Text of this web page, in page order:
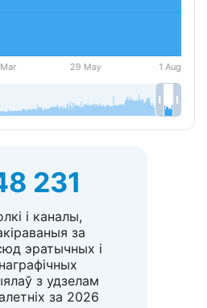
231
і каналы,
за
эратычных і
з удзелам
за 2026